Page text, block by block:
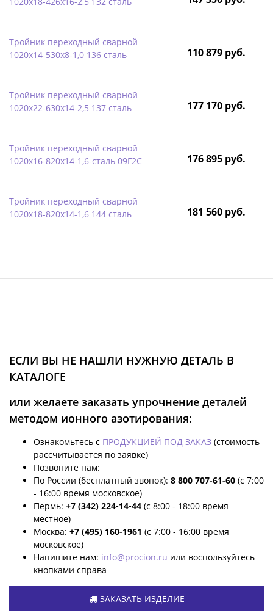
Тройник переходный сварной
1020х14-530х8-1,0 136 сталь
110 879 руб.
Тройник переходный сварной
1020х22-630х14-2,5 137 сталь
177 170 руб.
Тройник переходный сварной
1020х16-820х14-1,6-сталь 09Г2С
176 895 руб.
Тройник переходный сварной
1020х18-820х14-1,6 144 сталь
181 560 руб.
ЕСЛИ ВЫ НЕ НАШЛИ НУЖНУЮ ДЕТАЛЬ В
КАТАЛОГЕ
или желаете заказать упрочнение деталей
методом ионного азотирования:
Ознакомьтесь с ПРОДУКЦИЕЙ ПОД ЗАКАЗ (стоимость
рассчитывается по заявке)
Позвоните нам:
По России (бесплатный звонок): 8 800 707-61-60 (с 7:00
- 16:00 время московское)
Пермь: +7 (342) 224-14-44 (с 8:00 - 18:00 время
местное)
Москва: +7 (495) 160-1961 (с 7:00 - 16:00 время
московское)
Напишите нам: info@procion.ru или воспользуйтесь
кнопками справа
ЗАКАЗАТЬ ИЗДЕЛИЕ